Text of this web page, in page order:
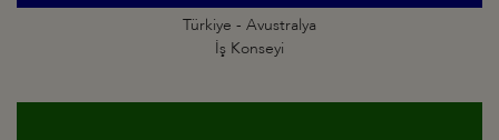
Türkiye - Avustralya
İş Konseyi